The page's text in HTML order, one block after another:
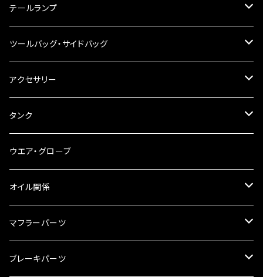
工具類
ハンドルスイッチ
その他
ハンドルポスト
ハンドルブレース
ステアリングダンパー
ブレーキ・クラッチレバー
スマホホルダー
テールランプ
ナンバー灯
ツールバッグ・サイドバッグ
ツールバッグ
サイドバッグ
サイドバッグサポート
リアBOX
ハードケース
アクセサリー
USB電源
電装系
タンク
タンク本体
タンクキャップ
タンクシール
ケミカル
ウエア・グローブ
オイル関係
4スト用エンジンオイル
2スト用エンジンオイル
マフラーパーツ
マフラーガード
ブレーキパーツ